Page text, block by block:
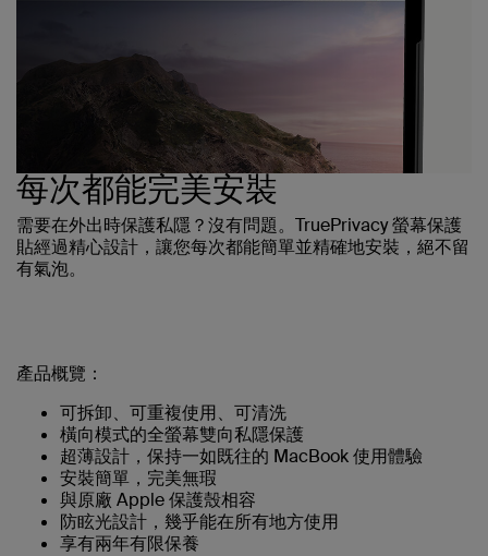
每次都能完美安裝
需要在外出時保護私隱？沒有問題。TruePrivacy 螢幕保護
貼經過精心設計，讓您每次都能簡單並精確地安裝，絕不留
有氣泡。
產品概覽：
可拆卸、可重複使用、可清洗
橫向模式的全螢幕雙向私隱保護
超薄設計，保持一如既往的 MacBook 使用體驗
安裝簡單，完美無瑕
與原廠 Apple 保護殼相容
防眩光設計，幾乎能在所有地方使用
享有兩年有限保養